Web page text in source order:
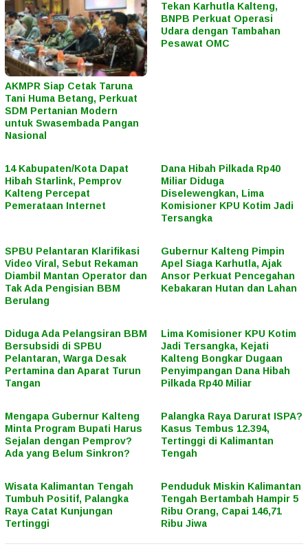
AKMPR Siap Cetak Taruna
Tani Huma Betang, Perkuat
SDM Pertanian Modern
untuk Swasembada Pangan
Nasional
Tekan Karhutla Kalteng,
BNPB Perkuat Operasi
Udara dengan Tambahan
Pesawat OMC
14 Kabupaten/Kota Dapat
Hibah Starlink, Pemprov
Kalteng Percepat
Pemerataan Internet
Dana Hibah Pilkada Rp40
Miliar Diduga
Diselewengkan, Lima
Komisioner KPU Kotim Jadi
Tersangka
SPBU Pelantaran Klarifikasi
Video Viral, Sebut Rekaman
Diambil Mantan Operator dan
Tak Ada Pengisian BBM
Berulang
Gubernur Kalteng Pimpin
Apel Siaga Karhutla, Ajak
Ansor Perkuat Pencegahan
Kebakaran Hutan dan Lahan
Diduga Ada Pelangsiran BBM
Bersubsidi di SPBU
Pelantaran, Warga Desak
Pertamina dan Aparat Turun
Tangan
Lima Komisioner KPU Kotim
Jadi Tersangka, Kejati
Kalteng Bongkar Dugaan
Penyimpangan Dana Hibah
Pilkada Rp40 Miliar
Mengapa Gubernur Kalteng
Minta Program Bupati Harus
Sejalan dengan Pemprov?
Ada yang Belum Sinkron?
Palangka Raya Darurat ISPA?
Kasus Tembus 12.394,
Tertinggi di Kalimantan
Tengah
Wisata Kalimantan Tengah
Tumbuh Positif, Palangka
Raya Catat Kunjungan
Tertinggi
Penduduk Miskin Kalimantan
Tengah Bertambah Hampir 5
Ribu Orang, Capai 146,71
Ribu Jiwa